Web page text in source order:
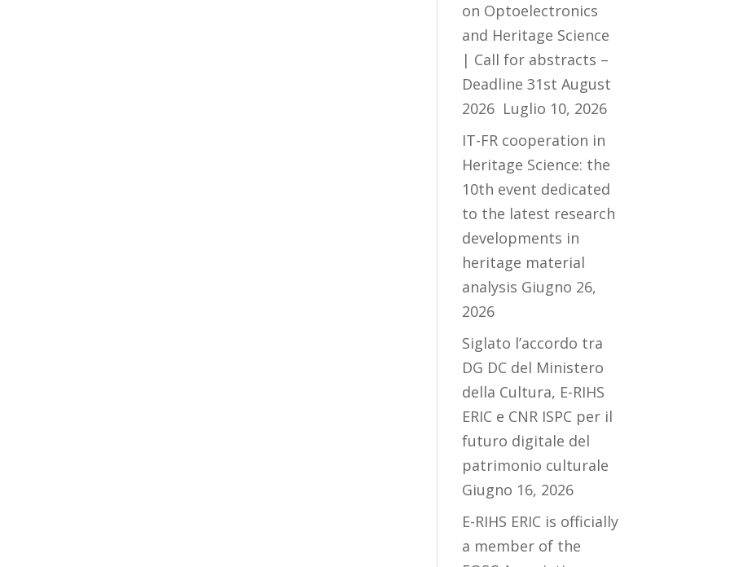
on Optoelectronics
and Heritage Science
| Call for abstracts –
Deadline 31st August
2026 Luglio 10, 2026
IT-FR cooperation in
Heritage Science: the
10th event dedicated
to the latest research
developments in
heritage material
analysis Giugno 26,
2026
Siglato l’accordo tra
DG DC del Ministero
della Cultura, E-RIHS
ERIC e CNR ISPC per il
futuro digitale del
patrimonio culturale
Giugno 16, 2026
E-RIHS ERIC is officially
a member of the